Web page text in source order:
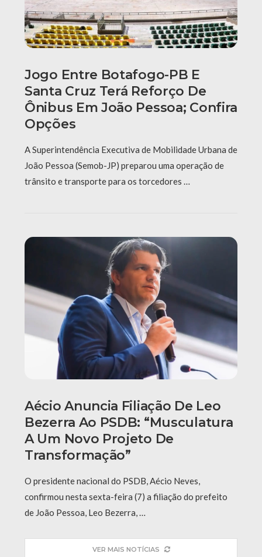
Jogo Entre Botafogo-PB E
Santa Cruz Terá Reforço De
Ônibus Em João Pessoa; Confira
Opções
A Superintendência Executiva de Mobilidade Urbana de
João Pessoa (Semob-JP) preparou uma operação de
trânsito e transporte para os torcedores …
Aécio Anuncia Filiação De Leo
Bezerra Ao PSDB: “Musculatura
A Um Novo Projeto De
Transformação”
O presidente nacional do PSDB, Aécio Neves,
confirmou nesta sexta-feira (7) a filiação do prefeito
de João Pessoa, Leo Bezerra, …
VER MAIS NOTÍCIAS